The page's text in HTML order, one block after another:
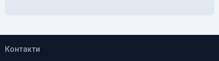
Контакти